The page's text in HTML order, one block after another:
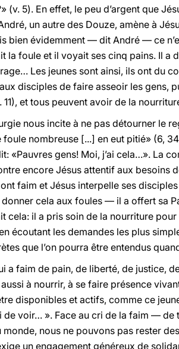
(v. 5). En effet, le peu d’argent que
un autre des Douze, amène à
bien évidemment — dit André — ce
foule et il voyait ses cinq pains. Il a
Les jeunes sont ainsi, ils ont du
disciples de faire asseoir les gens,
et tous peuvent avoir de la
nous incite à ne pas détourner le
foule nombreuse [...] en eut pitié» (6,
«Pauvres gens! Moi, j’ai cela…». La
encore Jésus attentif aux besoins
faim et Jésus interpelle ses
donner cela aux foules — il a offert sa
cela: il a pris soin de la nourriture
écoutant les demandes les plus
que l’on pourra être entendus
a faim de pain, de liberté, de justice,
à nourrir, à se faire présence
disponibles et actifs, comme ce
de voir… ». Face au cri de la faim —
nous ne pouvons pas rester
un engagement généreux de